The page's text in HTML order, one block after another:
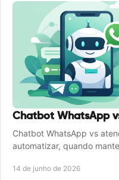
Chatbot WhatsApp
Chatbot WhatsApp vs
automatizar, quando
14 de junho de 2026